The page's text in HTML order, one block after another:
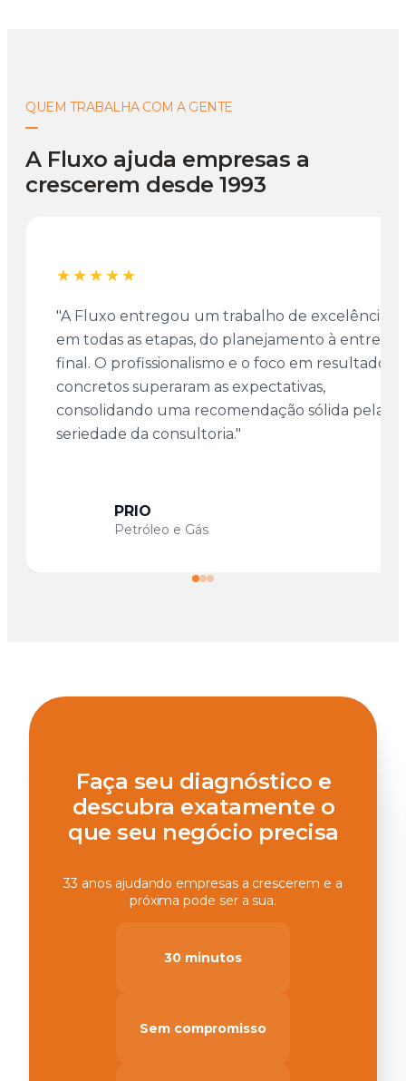
QUEM TRABALHA COM A GENTE
A Fluxo ajuda empresas a
crescerem desde 1993
★★★★★
"A Fluxo entregou um trabalho de excelência
em todas as etapas, do planejamento à entrega
final. O profissionalismo e o foco em resultados
concretos superaram as expectativas,
consolidando uma recomendação sólida pela
seriedade da consultoria."
PRIO
Petróleo e Gás
Faça seu diagnóstico e
descubra exatamente o
que seu negócio precisa
33 anos ajudando empresas a crescerem e a
próxima pode ser a sua.
30 minutos
Sem compromisso